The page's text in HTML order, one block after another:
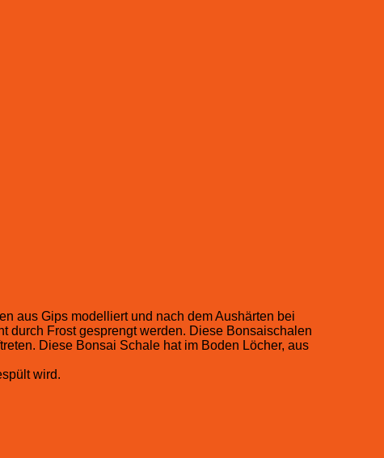
aus Gips modelliert und nach dem Aushärten bei
durch Frost gesprengt werden. Diese Bonsaischalen
Diese Bonsai Schale hat im Boden Löcher, aus
wird.